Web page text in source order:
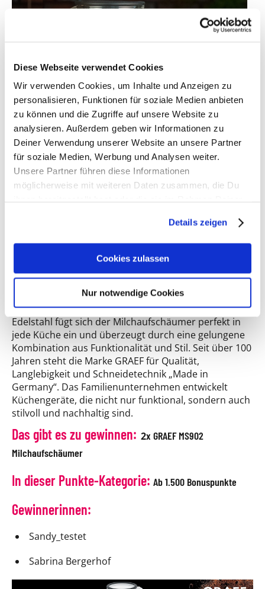
Diese Webseite verwendet Cookies
Wir verwenden Cookies, um Inhalte und Anzeigen zu
personalisieren, Funktionen für soziale Medien anbieten
zu können und die Zugriffe auf unsere Website zu
analysieren. Außerdem geben wir Informationen zu
Deiner Verwendung unserer Website an unsere Partner
für soziale Medien, Werbung und Analysen weiter.
Unsere Partner führen diese Informationen
möglicherweise mit weiteren Daten zusammen, die Du
unsererDatenschutzerklärungund unserem
Details zeigen
Cookies zulassen
Nur notwendige Cookies
Der Milchaufschäumer MS902 von GRAEF überzeugt
durch Vielseitigkeit und Komfort: Er schäumt 100 bis
200 ml Milch auf und erzeugt damit bis zu 400 ml
aus jeder Variante heraus. Dank innovativer
Überkochen. Die Reinigung gelingt mühelos. Sowohl
die Kanne als auch der Rühreinsatz sind
spülmaschinengeeignet.
Mit seinem eleganten Design in Schwarz und
Edelstahl fügt sich der Milchaufschäumer perfekt in
jede Küche ein und überzeugt durch eine gelungene
Kombination aus Funktionalität und Stil. Seit über 100
Jahren steht die Marke GRAEF für Qualität,
Langlebigkeit und Schneidetechnik „Made in
Germany“. Das Familienunternehmen entwickelt
Küchengeräte, die nicht nur funktional, sondern auch
stilvoll und nachhaltig sind.
Das gibt es zu gewinnen: 2x GRAEF MS902
Milchaufschäumer
In dieser Punkte-Kategorie: Ab 1.500 Bonuspunkte
Gewinnerinnen:
Sandy_testet
Sabrina Bergerhof